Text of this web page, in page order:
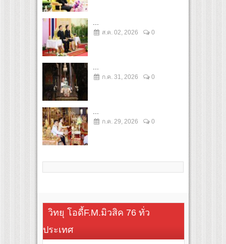
...
ส.ค. 02, 2026 0
...
ก.ค. 31, 2026 0
...
ก.ค. 29, 2026 0
วิทยุ โอดี้F.M.มิวสิค 76 ทั่ว
ประเทศ